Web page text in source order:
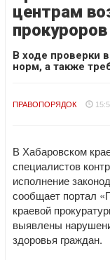
центрам
прокуроров
В ходе проверки
норм, а также
ПРАВОПОРЯДОК
В Хабаровском
специалистов
исполнение
сообщает портал
краевой
выявлены
здоровья граждан.